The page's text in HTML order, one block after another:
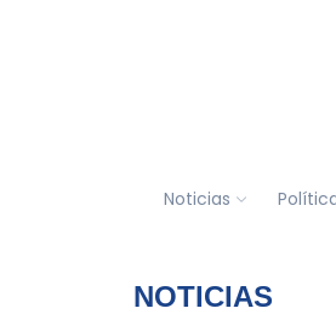
Noticias
NOTICIAS